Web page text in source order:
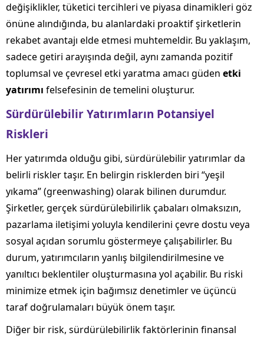
değişiklikler, tüketici tercihleri ve piyasa dinamikleri göz
önüne alındığında, bu alanlardaki proaktif şirketlerin
rekabet avantajı elde etmesi muhtemeldir. Bu yaklaşım,
sadece getiri arayışında değil, aynı zamanda pozitif
toplumsal ve çevresel etki yaratma amacı güden etki
yatırımı felsefesinin de temelini oluşturur.
Sürdürülebilir Yatırımların Potansiyel
Riskleri
Her yatırımda olduğu gibi, sürdürülebilir yatırımlar da
belirli riskler taşır. En belirgin risklerden biri “yeşil
yıkama” (greenwashing) olarak bilinen durumdur.
Şirketler, gerçek sürdürülebilirlik çabaları olmaksızın,
pazarlama iletişimi yoluyla kendilerini çevre dostu veya
sosyal açıdan sorumlu göstermeye çalışabilirler. Bu
durum, yatırımcıların yanlış bilgilendirilmesine ve
yanıltıcı beklentiler oluşturmasına yol açabilir. Bu riski
minimize etmek için bağımsız denetimler ve üçüncü
taraf doğrulamaları büyük önem taşır.
Diğer bir risk, sürdürülebilirlik faktörlerinin finansal